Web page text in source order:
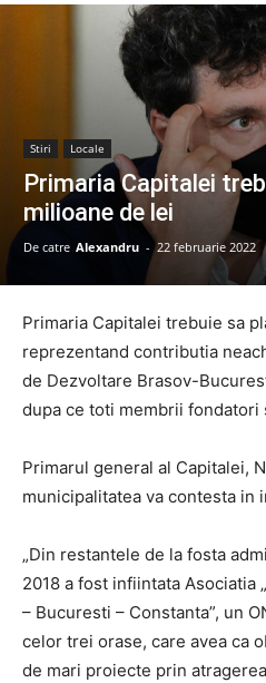
Stiri Locale
Primaria Capitalei
milioane de lei
De catre Alexandru - 22 februarie 2022
Primaria Capitalei trebuie sa
reprezentand contributia
de Dezvoltare Brasov-
dupa ce toti membrii fondatori
Primarul general al Capitalei,
municipalitatea va contesta in
„Din restantele de la fosta
2018 a fost infiintata Asociatia
– Bucuresti – Constanta”, un
celor trei orase, care avea ca
de mari proiecte prin